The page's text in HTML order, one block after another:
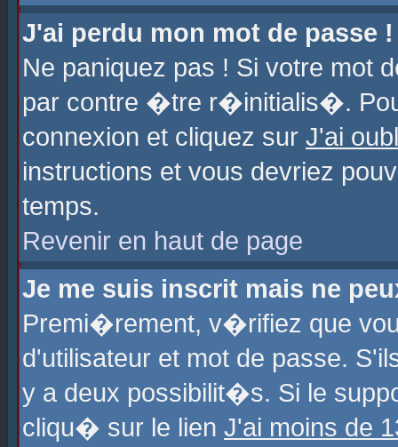
J'ai perdu mon mot de passe !
Ne paniquez pas ! Si votre
par contre �tre r�initialis�.
connexion et cliquez sur J'ai
instructions et vous devriez
temps.
Revenir en haut de page
Je me suis inscrit mais ne
Premi�rement, v�rifiez que
d'utilisateur et mot de passe.
y a deux possibilit�s. Si le
cliqu� sur le lien J'ai moins de